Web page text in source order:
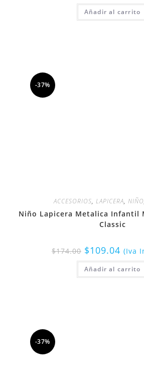
Añadir al carrito
-37%
ACCESORIOS, LAPICERA, NIÑO
Niño Lapicera Metalica Infantil
Classic
$174.00 $109.04 (Iva
Añadir al carrito
-37%